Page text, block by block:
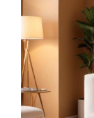
CASOS
Valdecabañas
popularidad